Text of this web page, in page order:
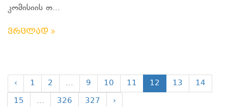
კომისიის თ...
ვრცლად
‹ 1 2 ... 9 10 11 12 13
14
15
... 326 327 ›